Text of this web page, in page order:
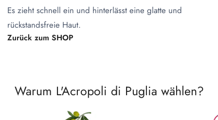
Es zieht schnell ein und hinterlässt eine glatte und
rückstandsfreie Haut.
Zurück zum SHOP
Warum L'Acropoli di Puglia wählen?